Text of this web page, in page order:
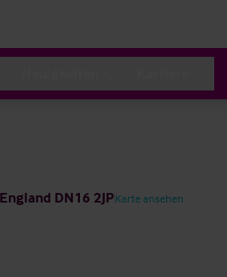
DN16 2JPKarte ansehen